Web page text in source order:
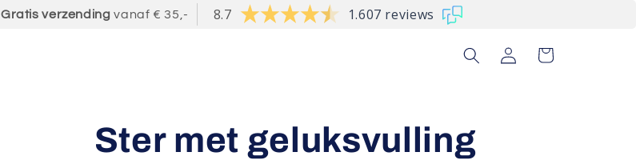
Gratis verzending vanaf € 35,- 8.7 1.607 reviews
InloggenWinkelwagen
Ster met geluksvulling